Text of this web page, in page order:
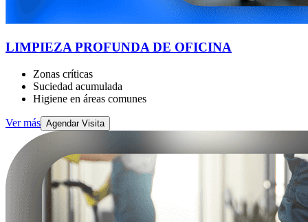
LIMPIEZA PROFUNDA DE OFICINA
Zonas críticas
Suciedad acumulada
Higiene en áreas comunes
Ver más Agendar Visita